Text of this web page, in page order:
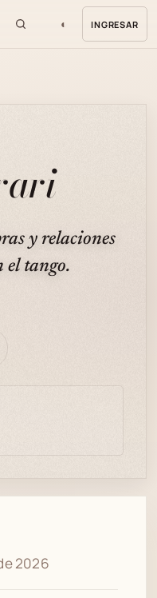
◐ INGRESAR
y relaciones
el tango.
2026